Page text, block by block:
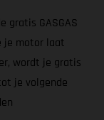
gratis GASGAS
je motor laat
wordt je gratis
je volgende